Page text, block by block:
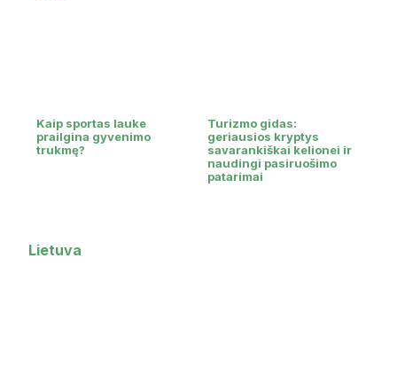
Kaip sportas lauke
prailgina gyvenimo
trukmę?
Turizmo gidas:
geriausios kryptys
savarankiškai kelionei ir
naudingi pasiruošimo
patarimai
Lietuva